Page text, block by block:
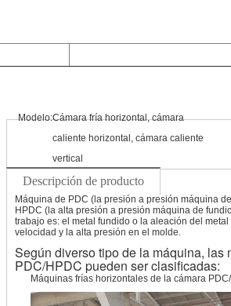
Modelo:Cámara fría horizontal, cámara
caliente horizontal, cámara caliente
vertical
Descripción de producto
Máquina de PDC (la presión a presión máquina
HPDC (la alta presión a presión máquina de
trabajo es: el metal fundido o la aleación del
velocidad y la alta presión en el molde.
Según diverso tipo de la máquina, las
PDC/HPDC pueden ser clasificadas:
Máquinas frías horizontales de la cámara